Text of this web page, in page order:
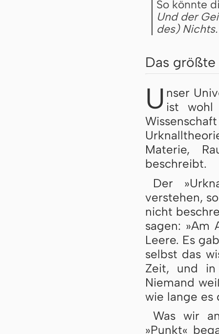
So könnte
Und der
des) Nichts.
Das
U nser
ist wohl
Materie,
beschreibt.
Der
verstehen,
nicht
sagen: »Am
Leere. Es
selbst das
Zeit, und
Niemand
wie lange es
Was wir
»Punkt«